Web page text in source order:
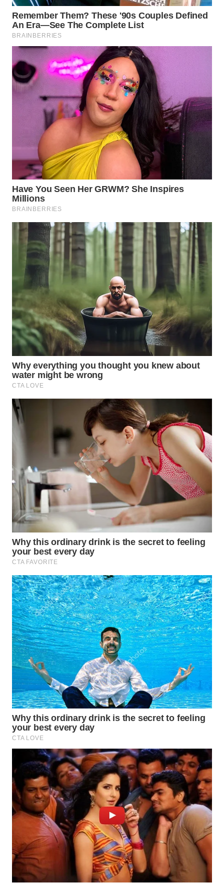
WN
SIMALUNGUN
WN
LABUHANBATU
WN
TAPANULI
WN DELI
SERDANG
WN
TEBING
TINGGI
PAKPAK
WN
KARAWANG
WN
BEKASI
WN
BOGOR
WN
DEPOK
TAPANULI
WN
PADANG
LAWAS
WN
SUMEDANG
CIANJUR
WN
KEPULAUAN
SERIBU
WN
TANGERANG
WN
BINJAI
WN
CIREBON
WN
INDRAMAYU
WN
KUNINGAN
WN
MAJALENGKA
WN